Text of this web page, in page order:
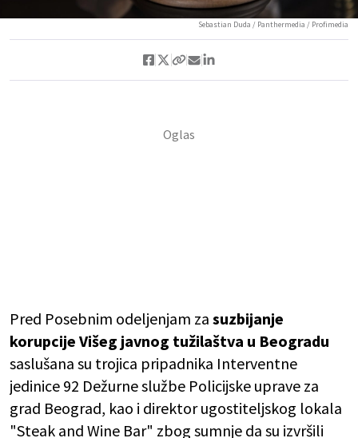
Sebastian Duda / Panthermedia / Profimedia
Pred Posebnim odeljenjam za suzbijanje
korupcije Višeg javnog tužilaštva u Beogradu
saslušana su trojica pripadnika Interventne
jedinice 92 Dežurne službe Policijske uprave za
grad Beograd, kao i direktor ugostiteljskog lokala
"Steak and Wine Bar" zbog sumnje da su izvršili